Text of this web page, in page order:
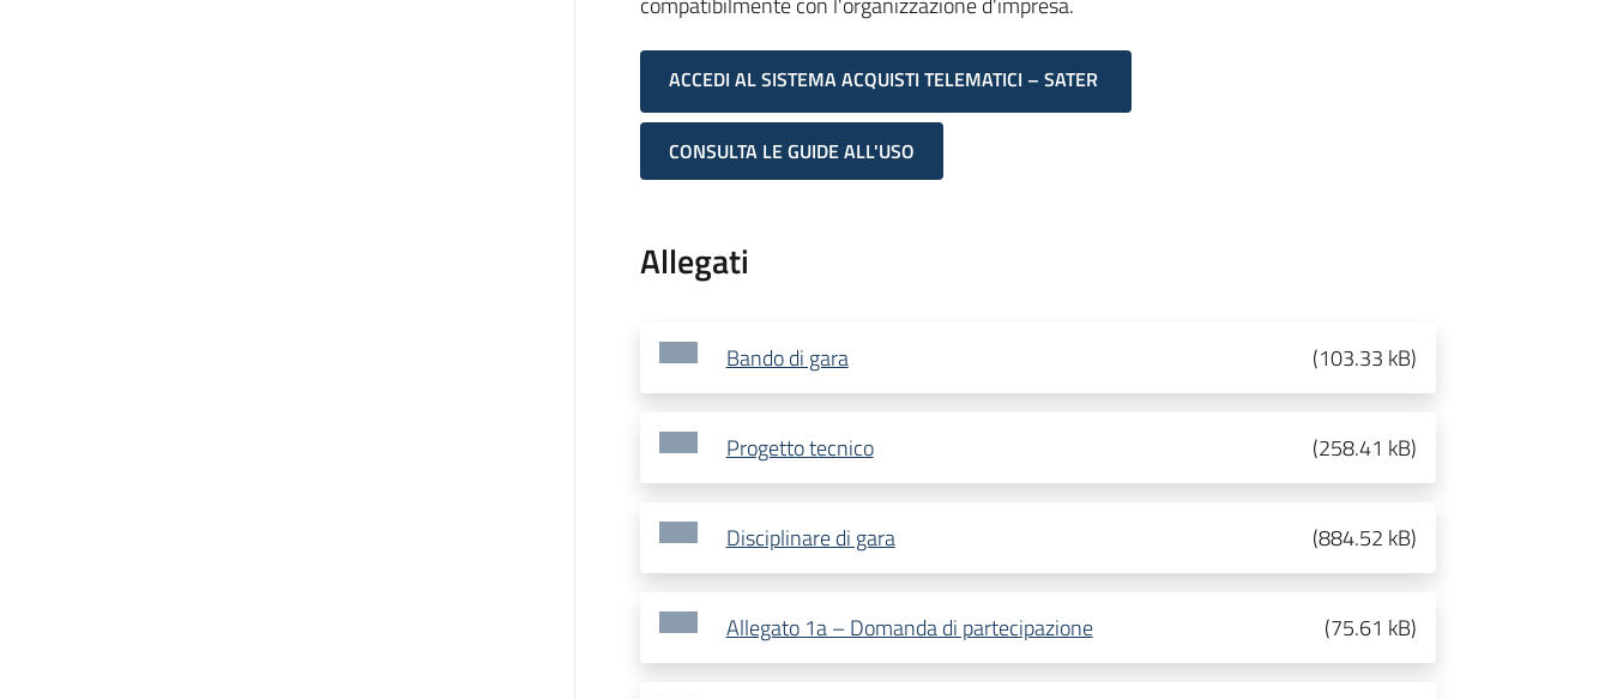
ACCEDI AL SISTEMA ACQUISTI TELEMATICI – SATER
CONSULTA LE GUIDE ALL'USO
Allegati
Bando di gara (103.33 kB)
Progetto tecnico (258.41 kB)
Disciplinare di gara (884.52 kB)
Allegato 1a – Domanda di partecipazione (75.61 kB)